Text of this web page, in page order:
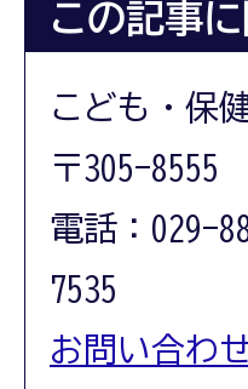
この記事
こども・保
〒305-8555
電話：029-
7535
お問い合わ